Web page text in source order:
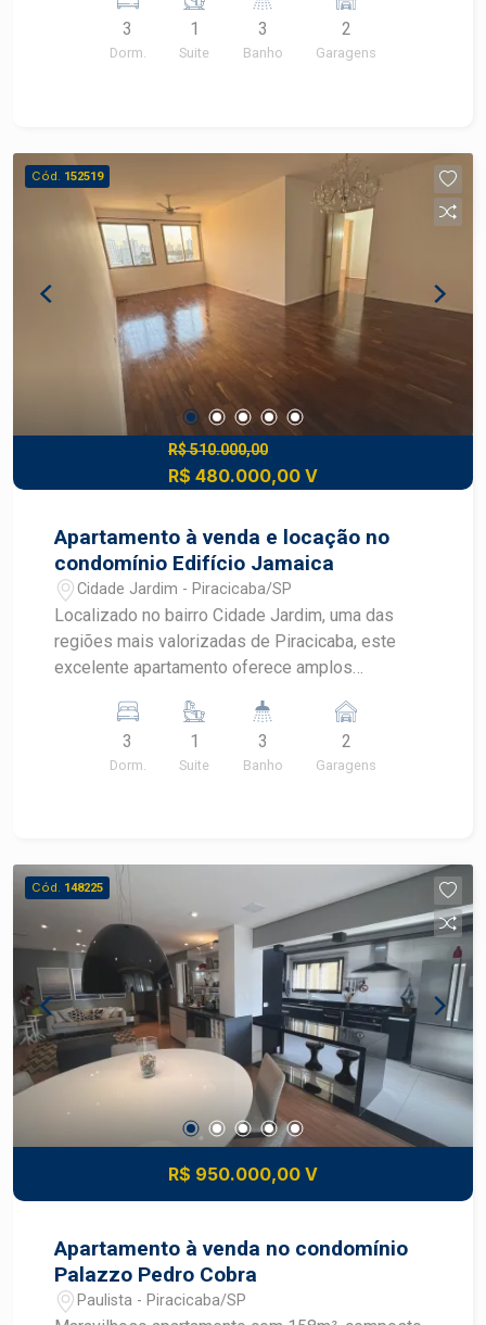
social com blindex e gabinete. Cozinha completa
de armários. Área de serviço com banheiro de
empregada e escritório, 2 vagas de garagem.
3
Dorm.
1
Suite
3
Banho
2
Garagens
Cód. 152519
R$ 510.000,00
R$ 480.000,00 V
Apartamento à venda e locação no
condomínio Edifício Jamaica
Cidade Jardim - Piracicaba/SP
Localizado no bairro Cidade Jardim, uma das
regiões mais valorizadas de Piracicaba, este
excelente apartamento oferece amplos
lazer para toda a família. O imóvel possui 157 m²
de área útil e conta com: 3 dormitórios com
armários, sendo 1 suíte Sala ampla com janelões,
serviço 2 vagas de garagem O condomínio
oferece: Portaria 24 horas Piscina adulto e
infantil Sauna Salão de festas Churrasqueira Uma
excelente oportunidade para quem busca espaço,
comodidade e qualidade de vida em uma
localização privilegiada. Construa seu futuro com
quem é agente de desenvolvimento do mercado
imobiliário de Piracicaba. Agende sua visita!
3
Dorm.
1
Suite
3
Banho
2
Garagens
Cód. 148225
R$ 950.000,00 V
Apartamento à venda no condomínio
Palazzo Pedro Cobra
Paulista - Piracicaba/SP